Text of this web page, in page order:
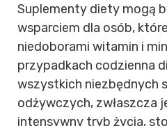
Suplementy diety mogą
wsparciem dla osób,
niedoborami witamin i
przypadkach codzienna
wszystkich niezbędnych
odżywczych, zwłaszcza
intensywny tryb życia,